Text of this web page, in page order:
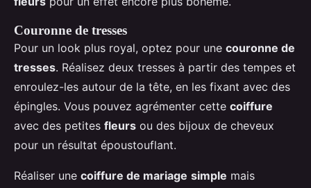
Couronne de tresses
Pour un look plus royal, optez pour une couronne de
tresses. Réalisez deux tresses à partir des tempes et
enroulez-les autour de la tête, en les fixant avec des
épingles. Vous pouvez agrémenter cette coiffure
avec des petites fleurs ou des bijoux de cheveux
pour un résultat époustouflant.
Réaliser une coiffure de mariage simple mais